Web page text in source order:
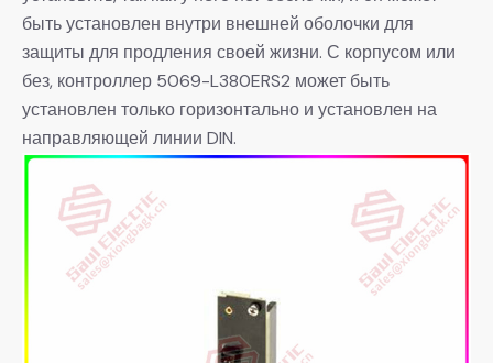
быть установлен внутри внешней оболочки для
защиты для продления своей жизни. С корпусом или
без, контроллер 5069-L380ERS2 может быть
установлен только горизонтально и установлен на
направляющей линии DIN.